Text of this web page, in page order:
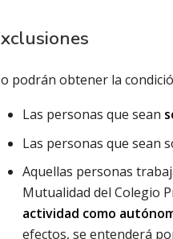
podrán obtener la
Las personas que sean
Las personas que sean
Aquellas personas
Mutualidad del Colegio
actividad como
efectos, se entenderá